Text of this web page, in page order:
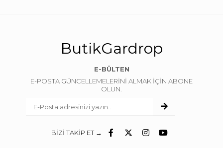
ButikGardrop
E-BÜLTEN
E-POSTA GÜNCELLEMELERİNİ ALMAK İÇİN ABONE
OLUN.
BİZİ TAKİP ET →